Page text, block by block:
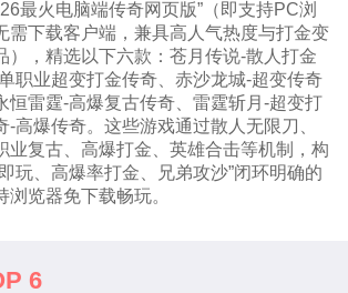
最火电脑端传奇网页版”（即支持PC浏
需下载客户端，兼具高人气热度与打金变
），精选以下六款：苍月传说-散人打金
职业超变打金传奇、赤沙龙城-超变传奇
恒雷霆-高爆复古传奇、雷霆斩月-超变打
-高爆传奇。这些游戏通过散人无限刀、
业复古、高爆打金、英雄合击等机制，构
玩、高爆率打金、兄弟攻沙”闭环明确的
览器免下载畅玩。
6